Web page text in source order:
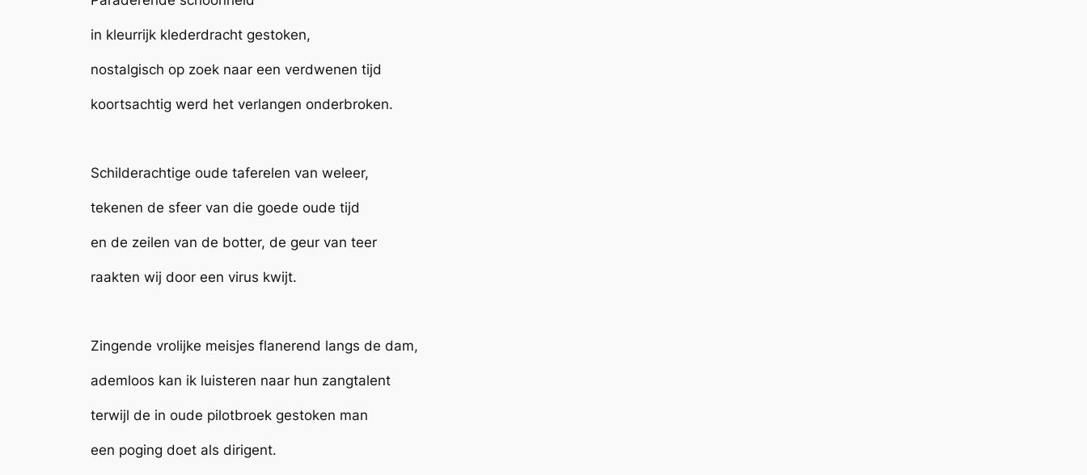
in kleurrijk klederdracht gestoken,
nostalgisch op zoek naar een verdwenen tijd
koortsachtig werd het verlangen onderbroken.
Schilderachtige oude taferelen van weleer,
tekenen de sfeer van die goede oude tijd
en de zeilen van de botter, de geur van teer
raakten wij door een virus kwijt.
Zingende vrolijke meisjes flanerend langs de dam,
ademloos kan ik luisteren naar hun zangtalent
terwijl de in oude pilotbroek gestoken man
een poging doet als dirigent.